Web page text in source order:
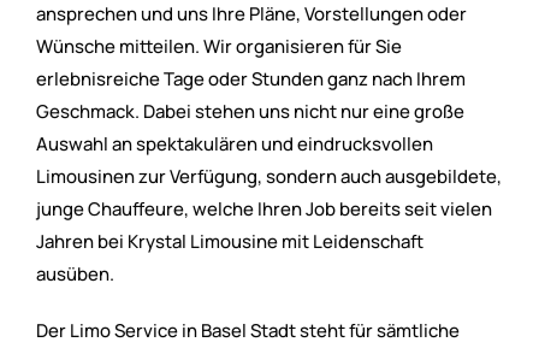
ansprechen und uns Ihre Pläne, Vorstellungen oder
Wünsche mitteilen. Wir organisieren für Sie
erlebnisreiche Tage oder Stunden ganz nach Ihrem
Geschmack. Dabei stehen uns nicht nur eine große
Auswahl an spektakulären und eindrucksvollen
Limousinen zur Verfügung, sondern auch ausgebildete,
junge Chauffeure, welche Ihren Job bereits seit vielen
Jahren bei Krystal Limousine mit Leidenschaft
ausüben.
Der Limo Service in Basel Stadt steht für sämtliche